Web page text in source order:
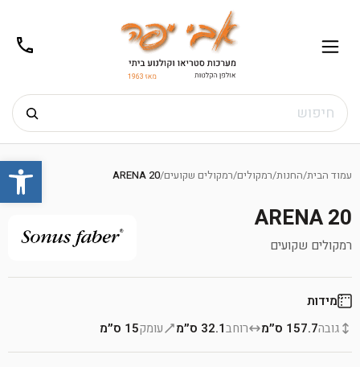
Skip
content
חיפוש
תפריט 02-
עמוד הבית/החנות/רמקולים/רמקולים שקועים/
ARENA 20
ARENA 20
רמקולים שקועים
מידות
גובה157.7 ס״מ רוחב32.1 ס״מ עומק15 ס״מ